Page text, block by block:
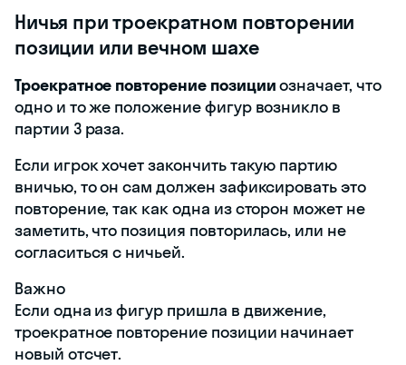
Ничья при троекратном повторении
позиции или вечном шахе
Троекратное повторение позицииозначает, что
одно и то же положение фигур возникло в
партии 3 раза.
Если игрок хочет закончить такую партию
вничью, то он сам должен зафиксировать это
повторение, так как одна из сторон может не
заметить, что позиция повторилась, или не
согласиться с ничьей.
Важно
Если одна из фигур пришла в движение,
троекратное повторение позиции начинает
новый отсчет.